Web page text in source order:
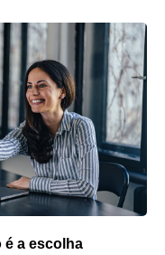
é a escolha